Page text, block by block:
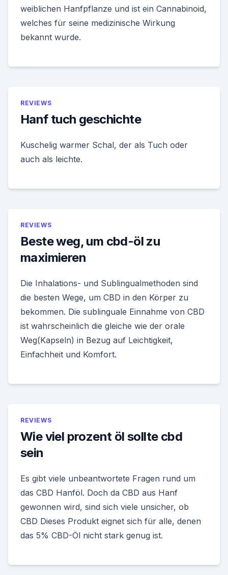
weiblichen Hanfpflanze und ist ein Cannabinoid,
welches für seine medizinische Wirkung
bekannt wurde.
REVIEWS
Hanf tuch geschichte
Kuschelig warmer Schal, der als Tuch oder
auch als leichte.
REVIEWS
Beste weg, um cbd-öl zu
maximieren
Die Inhalations- und Sublingualmethoden sind
die besten Wege, um CBD in den Körper zu
bekommen. Die sublinguale Einnahme von CBD
ist wahrscheinlich die gleiche wie der orale
Weg(Kapseln) in Bezug auf Leichtigkeit,
Einfachheit und Komfort.
REVIEWS
Wie viel prozent öl sollte cbd
sein
Es gibt viele unbeantwortete Fragen rund um
das CBD Hanföl. Doch da CBD aus Hanf
gewonnen wird, sind sich viele unsicher, ob
CBD Dieses Produkt eignet sich für alle, denen
das 5% CBD-Öl nicht stark genug ist.